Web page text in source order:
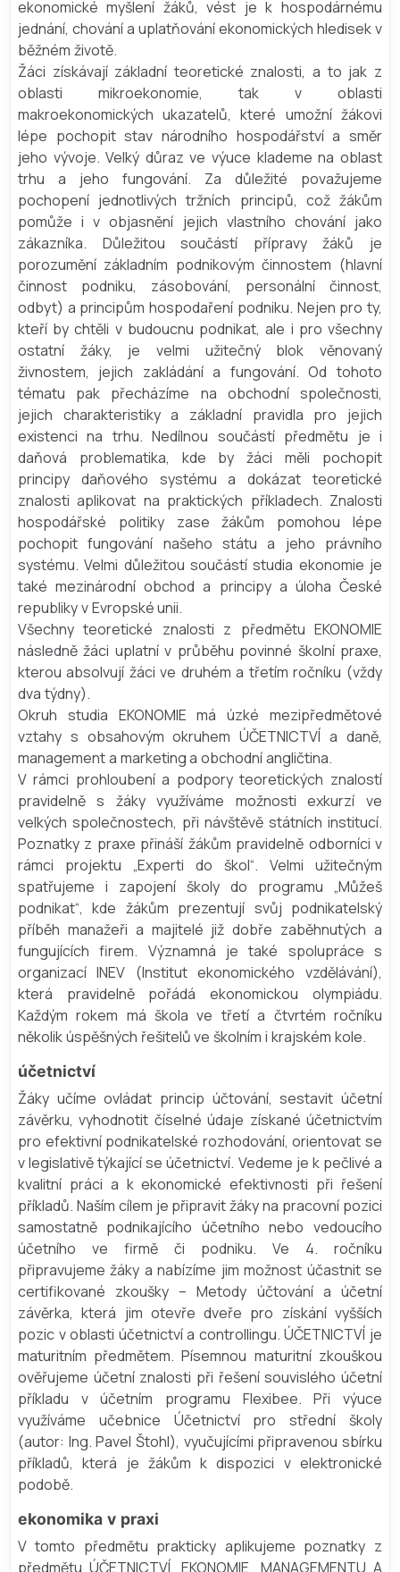
ekonomické myšlení žáků, vést je k hospodárnému
jednání, chování a uplatňování ekonomických hledisek v
běžném životě.
Žáci získávají základní teoretické znalosti, a to jak z
oblasti mikroekonomie, tak v oblasti
makroekonomických ukazatelů, které umožní žákovi
lépe pochopit stav národního hospodářství a směr
jeho vývoje. Velký důraz ve výuce klademe na oblast
trhu a jeho fungování. Za důležité považujeme
pochopení jednotlivých tržních principů, což žákům
pomůže i v objasnění jejich vlastního chování jako
zákazníka. Důležitou součástí přípravy žáků je
porozumění základním podnikovým činnostem (hlavní
činnost podniku, zásobování, personální činnost,
odbyt) a principům hospodaření podniku. Nejen pro ty,
kteří by chtěli v budoucnu podnikat, ale i pro všechny
ostatní žáky, je velmi užitečný blok věnovaný
živnostem, jejich zakládání a fungování. Od tohoto
tématu pak přecházíme na obchodní společnosti,
jejich charakteristiky a základní pravidla pro jejich
existenci na trhu. Nedílnou součástí předmětu je i
daňová problematika, kde by žáci měli pochopit
principy daňového systému a dokázat teoretické
znalosti aplikovat na praktických příkladech. Znalosti
hospodářské politiky zase žákům pomohou lépe
pochopit fungování našeho státu a jeho právního
systému. Velmi důležitou součástí studia ekonomie je
také mezinárodní obchod a principy a úloha České
republiky v Evropské unii.
Všechny teoretické znalosti z předmětu EKONOMIE
následně žáci uplatní v průběhu povinné školní praxe,
kterou absolvují žáci ve druhém a třetím ročníku (vždy
dva týdny).
Okruh studia EKONOMIE má úzké mezipředmětové
vztahy s obsahovým okruhem ÚČETNICTVÍ a daně,
management a marketing a obchodní angličtina.
V rámci prohloubení a podpory teoretických znalostí
pravidelně s žáky využíváme možnosti exkurzí ve
velkých společnostech, při návštěvě státních institucí.
Poznatky z praxe přináší žákům pravidelně odborníci v
rámci projektu „Experti do škol“. Velmi užitečným
spatřujeme i zapojení školy do programu „Můžeš
podnikat“, kde žákům prezentují svůj podnikatelský
příběh manažeři a majitelé již dobře zaběhnutých a
fungujících firem. Významná je také spolupráce s
organizací INEV (Institut ekonomického vzdělávání),
která pravidelně pořádá ekonomickou olympiádu.
Každým rokem má škola ve třetí a čtvrtém ročníku
několik úspěšných řešitelů ve školním i krajském kole.
účetnictví
Žáky učíme ovládat princip účtování, sestavit účetní
závěrku, vyhodnotit číselné údaje získané účetnictvím
pro efektivní podnikatelské rozhodování, orientovat se
v legislativě týkající se účetnictví. Vedeme je k pečlivé a
kvalitní práci a k ekonomické efektivnosti při řešení
příkladů. Naším cílem je připravit žáky na pracovní pozici
samostatně podnikajícího účetního nebo vedoucího
účetního ve firmě či podniku. Ve 4. ročníku
připravujeme žáky a nabízíme jim možnost účastnit se
certifikované zkoušky – Metody účtování a účetní
závěrka, která jim otevře dveře pro získání vyšších
pozic v oblasti účetnictví a controllingu. ÚČETNICTVÍ je
maturitním předmětem. Písemnou maturitní zkouškou
ověřujeme účetní znalosti při řešení souvislého účetní
příkladu v účetním programu Flexibee. Při výuce
využíváme učebnice Účetnictví pro střední školy
(autor: Ing. Pavel Štohl), vyučujícími připravenou sbírku
příkladů, která je žákům k dispozici v elektronické
podobě.
ekonomika v praxi
V tomto předmětu prakticky aplikujeme poznatky z
předmětu ÚČETNICTVÍ, EKONOMIE, MANAGEMENTU A